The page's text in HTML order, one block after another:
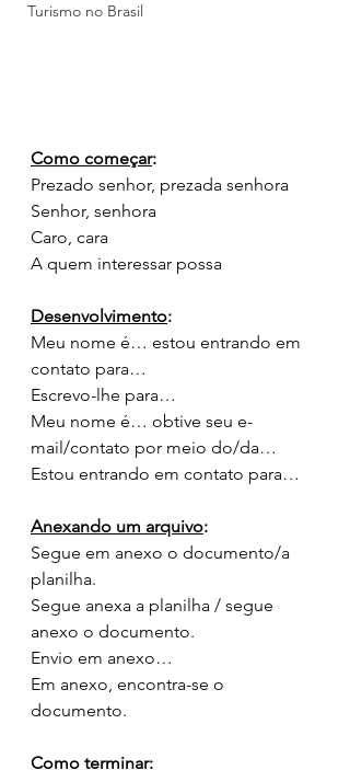
Turismo no Brasil
Como começar:
Prezado senhor, prezada senhora
Senhor, senhora
Caro, cara
A quem interessar possa
Desenvolvimento:
Meu nome é… estou entrando em
contato para…
Escrevo-lhe para…
Meu nome é… obtive seu e-
mail/contato por meio do/da…
Estou entrando em contato para…
Anexando um arquivo:
Segue em anexo o documento/a
planilha.
Segue anexa a planilha / segue
anexo o documento.
Envio em anexo…
Em anexo, encontra-se o
documento.
Como terminar: